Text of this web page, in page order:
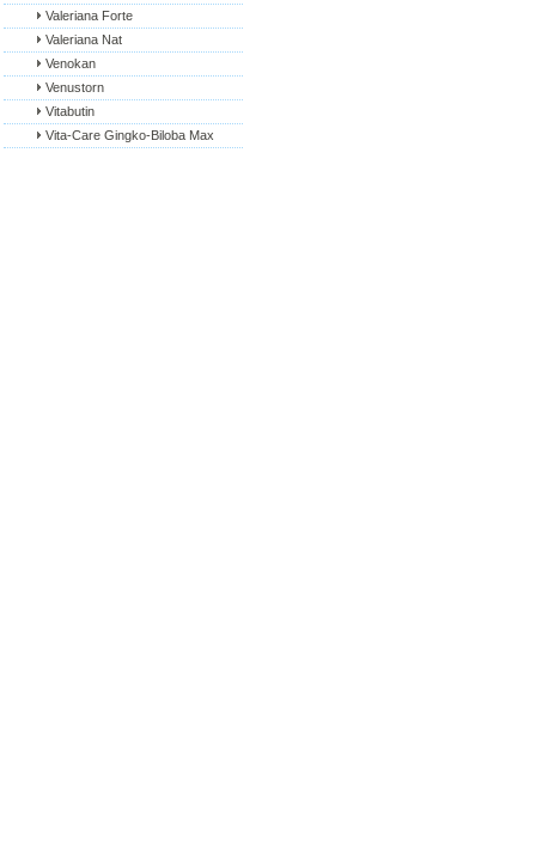
Valeriana Forte
Valeriana Nat
Venokan
Venustorn
Vitabutin
Vita-Care Gingko-Biloba Max